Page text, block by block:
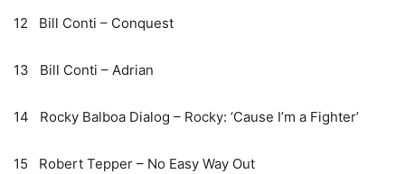
12 Bill Conti – Conquest
13 Bill Conti – Adrian
14 Rocky Balboa Dialog – Rocky: ‘Cause I’m a Fighter’
15 Robert Tepper – No Easy Way Out